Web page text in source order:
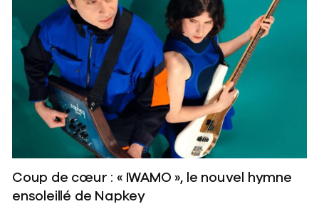
Coup de cœur : « IWAMO », le nouvel hymne
ensoleillé de Napkey